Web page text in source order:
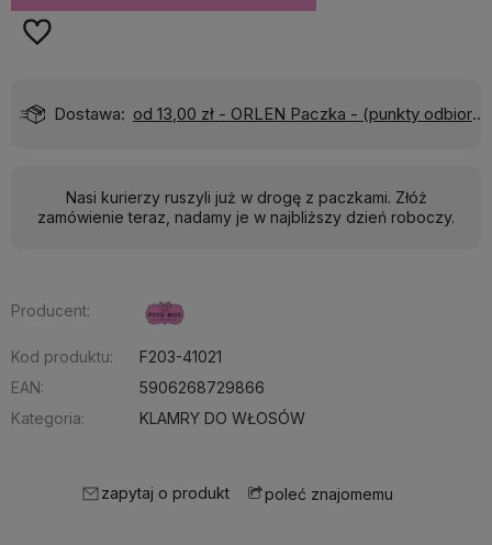
Dostawa: od 13,00 zł - ORLEN Paczka - (punkty odbioru)
Nasi kurierzy ruszyli już w drogę z paczkami. Złóż
zamówienie teraz, nadamy je w najbliższy dzień roboczy.
Producent:
Kod produktu:
F203-41021
EAN:
5906268729866
Kategoria:
KLAMRY DO WŁOSÓW
zapytaj o produkt poleć znajomemu